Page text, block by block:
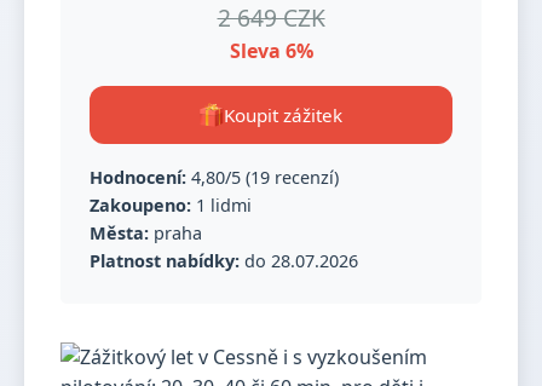
2 649 CZK
Sleva 6%
Koupit zážitek
Hodnocení: 4,80/5 (19 recenzí)
Zakoupeno: 1 lidmi
Města: praha
Platnost nabídky: do 28.07.2026